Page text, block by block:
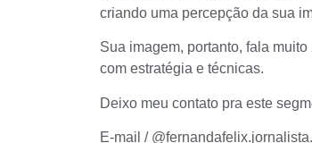
criando uma percepção da sua
Sua imagem, portanto, fala
com estratégia e técnicas.
Deixo meu contato pra este
E-mail / @fernandafelix.jornalista.